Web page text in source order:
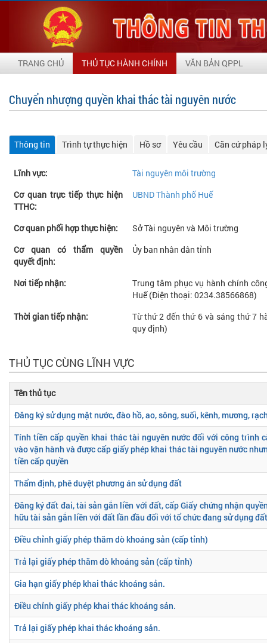
TRANG CHỦ THỦ TỤC HÀNH CHÍNH VĂN BẢN QPPL
Chuyển nhượng quyền khai thác tài nguyên nước
Thông tin Trình tự thực hiện Hồ sơ Yêu cầu Căn cứ pháp
Lĩnh vực:
Tài nguyên môi trường
Cơ quan trực tiếp thực hiện
TTHC:
UBND Thành phố Huế
Cơ quan phối hợp thực hiện:
Sở Tài nguyên và Môi trường
Cơ quan có thẩm quyền
quyết định:
Ủy ban nhân dân tỉnh
Nơi tiếp nhận:
Trung tâm phục vụ hành chính
Huế (Điện thoại: 0234.38566868)
Thời gian tiếp nhận:
Từ thứ 2 đến thứ 6 và sáng thứ 7
quy định)
THỦ TỤC CÙNG LĨNH VỰC
Tên thủ tục
Đăng ký sử dụng mặt nước, đào hồ, ao, sông, suối, kênh, mương,
Tính tiền cấp quyền khai thác tài nguyên nước đối với công trình
vào vận hành và được cấp giấy phép khai thác tài nguyên nước
tiền cấp quyền
Thẩm định, phê duyệt phương án sử dụng đất
Đăng ký đất đai, tài sản gắn liền với đất, cấp Giấy chứng nhận
hữu tài sản gắn liền với đất lần đầu đối với tổ chức đang sử dụng đất
Điều chỉnh giấy phép thăm dò khoáng sản (cấp tỉnh)
Trả lại giấy phép thăm dò khoáng sản (cấp tỉnh)
Gia hạn giấy phép khai thác khoáng sản.
Điều chỉnh giấy phép khai thác khoáng sản.
Trả lại giấy phép khai thác khoáng sản.